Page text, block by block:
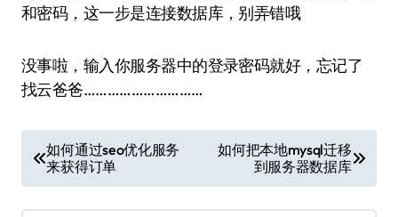
和密码，这一步是连接数据库，别弄错哦
没事啦，输入你服务器中的登录密码就好，忘记了
找云爸爸…………………………
章
导
如何通过seo优化服务
来获得订单
如何把本地mysql迁移
到服务器数据库